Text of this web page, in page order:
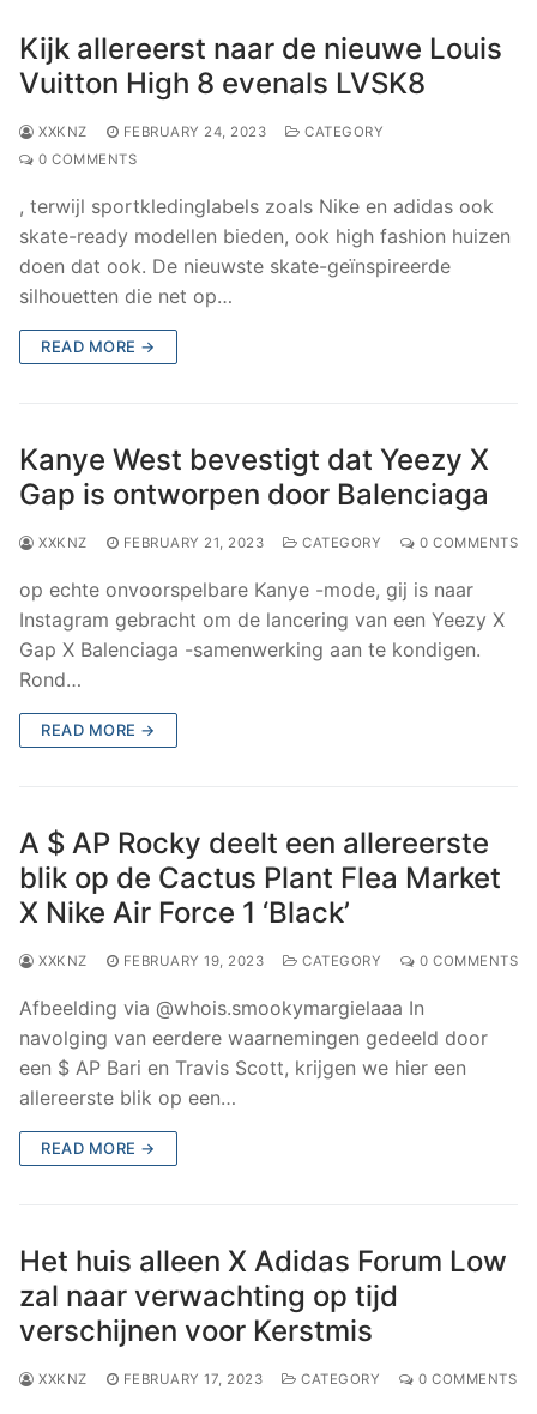
Kijk allereerst naar de nieuwe Louis
Vuitton High 8 evenals LVSK8
XXKNZ FEBRUARY 24, 2023
CATEGORY
0 COMMENTS
, terwijl sportkledinglabels zoals Nike en adidas ook
skate-ready modellen bieden, ook high fashion huizen
doen dat ook. De nieuwste skate-geïnspireerde
silhouetten die net op…
READ MORE →
Kanye West bevestigt dat Yeezy X
Gap is ontworpen door Balenciaga
XXKNZ FEBRUARY 21, 2023 CATEGORY 0 COMMENTS
op echte onvoorspelbare Kanye -mode, gij is naar
Instagram gebracht om de lancering van een Yeezy X
Gap X Balenciaga -samenwerking aan te kondigen.
Rond…
READ MORE →
A $ AP Rocky deelt een allereerste
blik op de Cactus Plant Flea Market
X Nike Air Force 1 ‘Black’
XXKNZ FEBRUARY 19, 2023 CATEGORY 0 COMMENTS
Afbeelding via @whois.smookymargielaaa In
navolging van eerdere waarnemingen gedeeld door
een $ AP Bari en Travis Scott, krijgen we hier een
allereerste blik op een…
READ MORE →
Het huis alleen X Adidas Forum Low
zal naar verwachting op tijd
verschijnen voor Kerstmis
XXKNZ FEBRUARY 17, 2023 CATEGORY 0 COMMENTS